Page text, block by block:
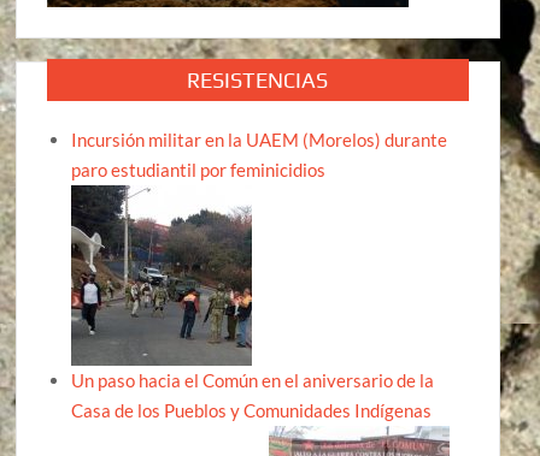
RESISTENCIAS
Incursión militar en la UAEM (Morelos) durante
paro estudiantil por feminicidios
Un paso hacia el Común en el aniversario de la
Casa de los Pueblos y Comunidades Indígenas